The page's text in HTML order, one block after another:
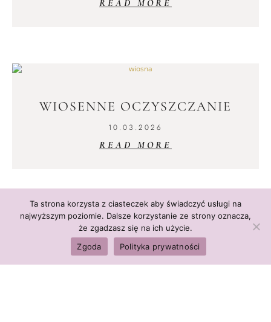
READ MORE
WIOSENNE OCZYSZCZANIE
10.03.2026
READ MORE
PIJ TO RANO
Ta strona korzysta z ciasteczek aby świadczyć usługi na
najwyższym poziomie. Dalsze korzystanie ze strony oznacza,
że zgadzasz się na ich użycie.
Zgoda
Polityka prywatności